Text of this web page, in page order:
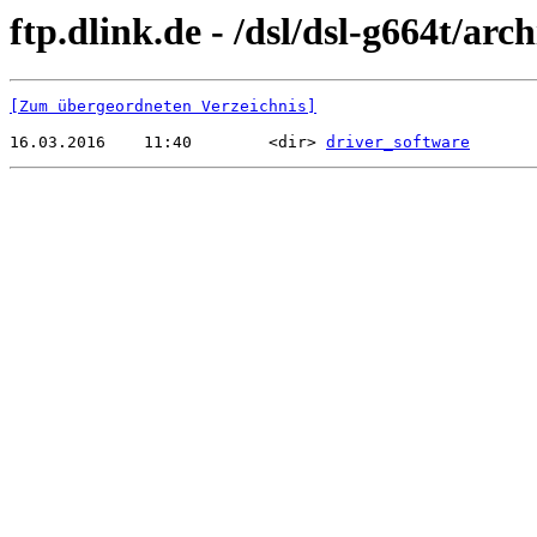
ftp.dlink.de - /dsl/dsl-g664t/
[Zum übergeordneten Verzeichnis]
16.03.2016    11:40        <dir> driver_software